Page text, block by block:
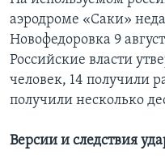
аэродроме «Саки»
Новофедоровка 9
Российские власти
человек, 14 получили
получили несколько
Версии и следствия